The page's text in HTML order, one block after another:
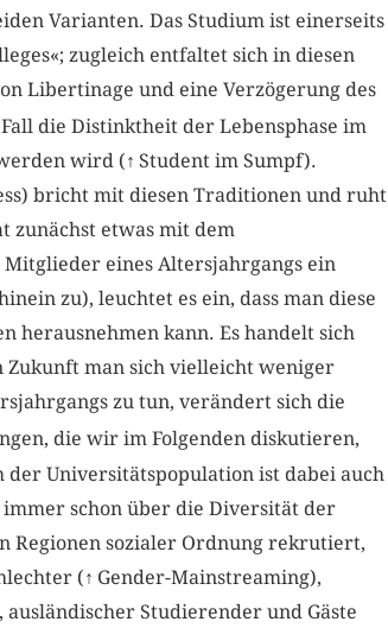
Varianten. Das Studium ist einerseits
zugleich entfaltet sich in diesen
Libertinage und eine Verzögerung des
die Distinktheit der Lebensphase im
wird (↑ Student im Sumpf).
bricht mit diesen Traditionen und ruht
zunächst etwas mit dem
eines Altersjahrgangs ein
zu), leuchtet es ein, dass man diese
herausnehmen kann. Es handelt sich
man sich vielleicht weniger
zu tun, verändert sich die
die wir im Folgenden diskutieren,
Universitätspopulation ist dabei auch
schon über die Diversität der
sozialer Ordnung rekrutiert,
(↑ Gender-Mainstreaming),
Studierender und Gäste